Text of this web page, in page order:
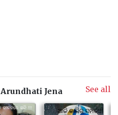
Arundhati Jena See all